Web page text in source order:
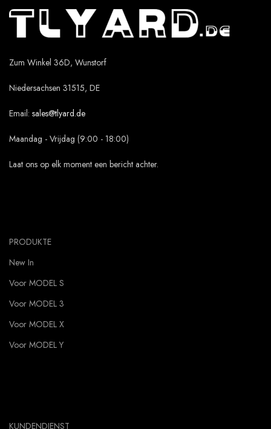
Zum Winkel 36D, Wunstorf
Niedersachsen 31515, DE
Email: sales@tlyard.de
Maandag - Vrijdag (9:00 - 18:00)
Laat ons op elk moment een bericht achter.
PRODUKTE
New In
Voor MODEL S
Voor MODEL 3
Voor MODEL X
Voor MODEL Y
KUNDENDIENST